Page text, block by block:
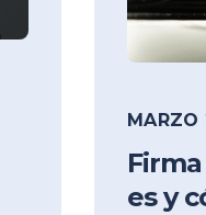
MARZO
es y